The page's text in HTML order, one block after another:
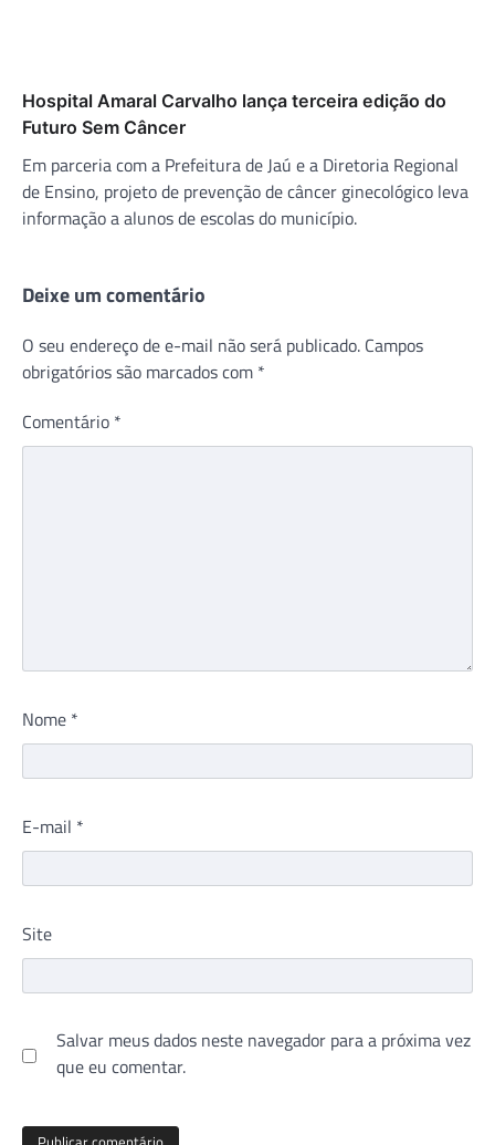
Hospital Amaral Carvalho lança terceira edição do
Futuro Sem Câncer
Em parceria com a Prefeitura de Jaú e a Diretoria Regional
de Ensino, projeto de prevenção de câncer ginecológico leva
informação a alunos de escolas do município.
Deixe um comentário
O seu endereço de e-mail não será publicado. Campos
obrigatórios são marcados com *
Comentário *
Nome *
E-mail *
Site
Salvar meus dados neste navegador para a próxima vez
que eu comentar.